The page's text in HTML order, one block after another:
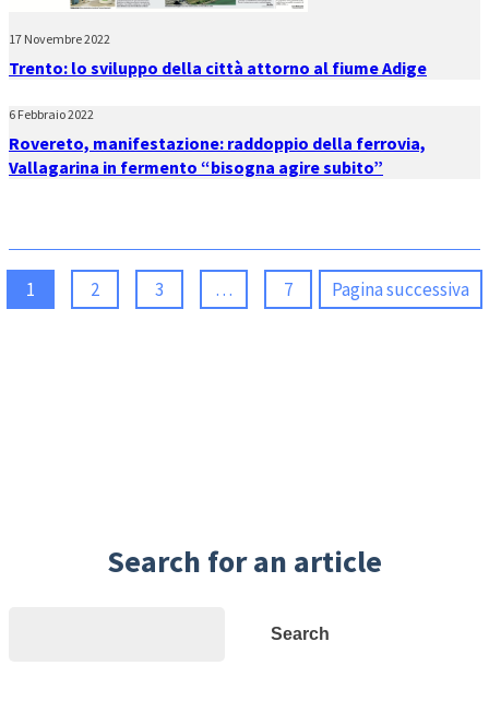
17 Novembre 2022
Trento: lo sviluppo della città attorno al fiume Adige
6 Febbraio 2022
Rovereto, manifestazione: raddoppio della ferrovia,
Vallagarina in fermento “bisogna agire subito”
1 2 3 … 7 Pagina successiva
Search for an article
Search